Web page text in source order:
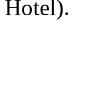
Hotel).